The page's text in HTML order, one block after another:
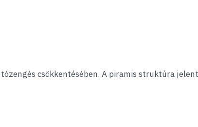
csökkentésében. A piramis struktúra